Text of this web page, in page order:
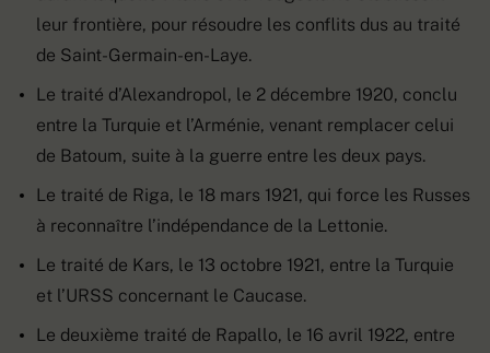
leur frontière, pour résoudre les conflits dus au traité
de Saint-Germain-en-Laye.
Le traité d’Alexandropol, le 2 décembre 1920, conclu
entre la Turquie et l’Arménie, venant remplacer celui
de Batoum, suite à la guerre entre les deux pays.
Le traité de Riga, le 18 mars 1921, qui force les Russes
à reconnaître l’indépendance de la Lettonie.
Le traité de Kars, le 13 octobre 1921, entre la Turquie
et l’URSS concernant le Caucase.
Le deuxième traité de Rapallo, le 16 avril 1922, entre